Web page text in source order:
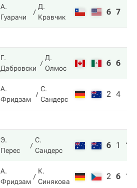
А.
Гуарачи
Д.
Кравчик
6 7
Г.
Дабровски
Д.
Олмос
6 6
А.
Фридзам
С.
Сандерс
2 4
Э.
Перес
С.
Сандерс
6 1 14
А.
Фридзам
К.
Синякова
2 6 12